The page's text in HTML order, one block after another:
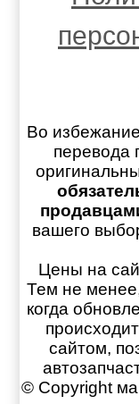
Во
перевода
вашего
Цены на
Тем не
когда
сайтом,
© Copyright